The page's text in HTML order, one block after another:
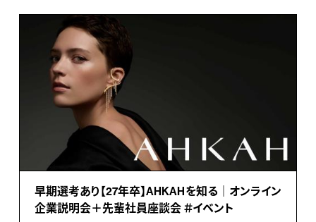
早期選考あり【27年卒】AHKAHを知る｜オンライン
企業説明会＋先輩社員座談会 ＃イベント